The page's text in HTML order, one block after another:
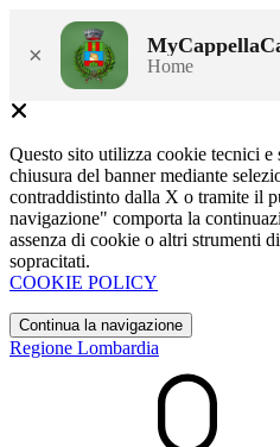
× Home
Questo sito utilizza cookie tecnici
chiusura del banner mediante
contraddistinto dalla X o tramite il
navigazione" comporta la
assenza di cookie o altri strumenti
sopracitati.
COOKIE POLICY
Continua la navigazione
Regione Lombardia